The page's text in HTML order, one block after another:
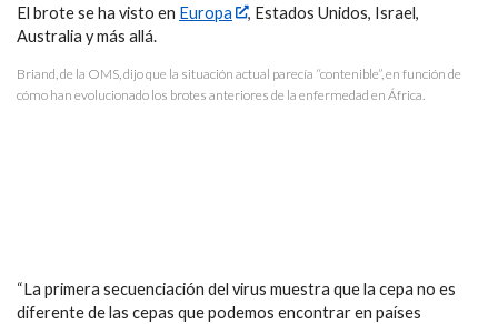
El brote se ha visto en Europa
, Estados Unidos, Israel,
Australia y más allá.
Briand, de la OMS, dijo que la situación actual parecía “contenible”, en función de
cómo han evolucionado los brotes anteriores de la enfermedad en África.
“La primera secuenciación del virus muestra que la cepa no es
diferente de las cepas que podemos encontrar en países